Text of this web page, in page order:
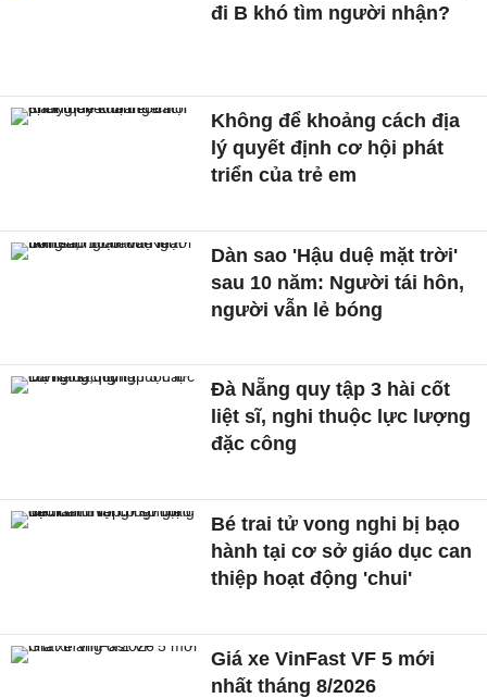
đi B khó tìm người nhận?
Không để khoảng cách địa
lý quyết định cơ hội phát
triển của trẻ em
Dàn sao 'Hậu duệ mặt trời'
sau 10 năm: Người tái hôn,
người vẫn lẻ bóng
Đà Nẵng quy tập 3 hài cốt
liệt sĩ, nghi thuộc lực lượng
đặc công
Bé trai tử vong nghi bị bạo
hành tại cơ sở giáo dục can
thiệp hoạt động 'chui'
Giá xe VinFast VF 5 mới
nhất tháng 8/2026